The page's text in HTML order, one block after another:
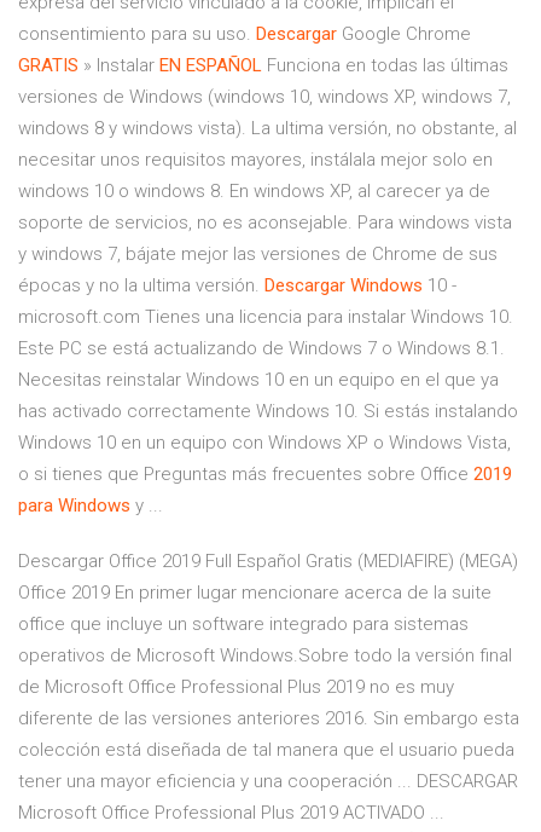
consentimiento para su uso. Descargar Google Chrome
GRATIS » Instalar EN ESPAÑOL Funciona en todas las últimas
versiones de Windows (windows 10, windows XP, windows 7,
windows 8 y windows vista). La ultima versión, no obstante, al
necesitar unos requisitos mayores, instálala mejor solo en
windows 10 o windows 8. En windows XP, al carecer ya de
soporte de servicios, no es aconsejable. Para windows vista
y windows 7, bájate mejor las versiones de Chrome de sus
épocas y no la ultima versión. Descargar Windows 10 -
microsoft.com Tienes una licencia para instalar Windows 10.
Este PC se está actualizando de Windows 7 o Windows 8.1.
Necesitas reinstalar Windows 10 en un equipo en el que ya
has activado correctamente Windows 10. Si estás instalando
Windows 10 en un equipo con Windows XP o Windows Vista,
o si tienes que Preguntas más frecuentes sobre Office 2019
para Windows y ...
Descargar Office 2019 Full Español Gratis (MEDIAFIRE) (MEGA)
Office 2019 En primer lugar mencionare acerca de la suite
office que incluye un software integrado para sistemas
operativos de Microsoft Windows.Sobre todo la versión final
de Microsoft Office Professional Plus 2019 no es muy
diferente de las versiones anteriores 2016. Sin embargo esta
colección está diseñada de tal manera que el usuario pueda
tener una mayor eficiencia y una cooperación ... DESCARGAR
Microsoft Office Professional Plus 2019 ACTIVADO ...